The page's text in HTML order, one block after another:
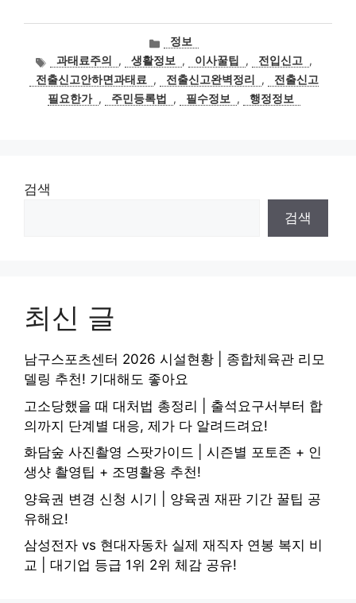
카
테
고
리
정보
태
그
과태료주의 , 생활정보 , 이사꿀팁 , 전입신고
,
전출신고안하면과태료
, 전출신고완벽정리 ,
전출신고
필요한가 , 주민등록법 , 필수정보 , 행정정보
검색
검색
최신 글
남구스포츠센터 2026 시설현황 | 종합체육관 리모
델링 추천! 기대해도 좋아요
고소당했을 때 대처법 총정리 | 출석요구서부터 합
의까지 단계별 대응, 제가 다 알려드려요!
화담숲 사진촬영 스팟가이드 | 시즌별 포토존 + 인
생샷 촬영팁 + 조명활용 추천!
양육권 변경 신청 시기 | 양육권 재판 기간 꿀팁 공
유해요!
삼성전자 vs 현대자동차 실제 재직자 연봉 복지 비
교 | 대기업 등급 1위 2위 체감 공유!